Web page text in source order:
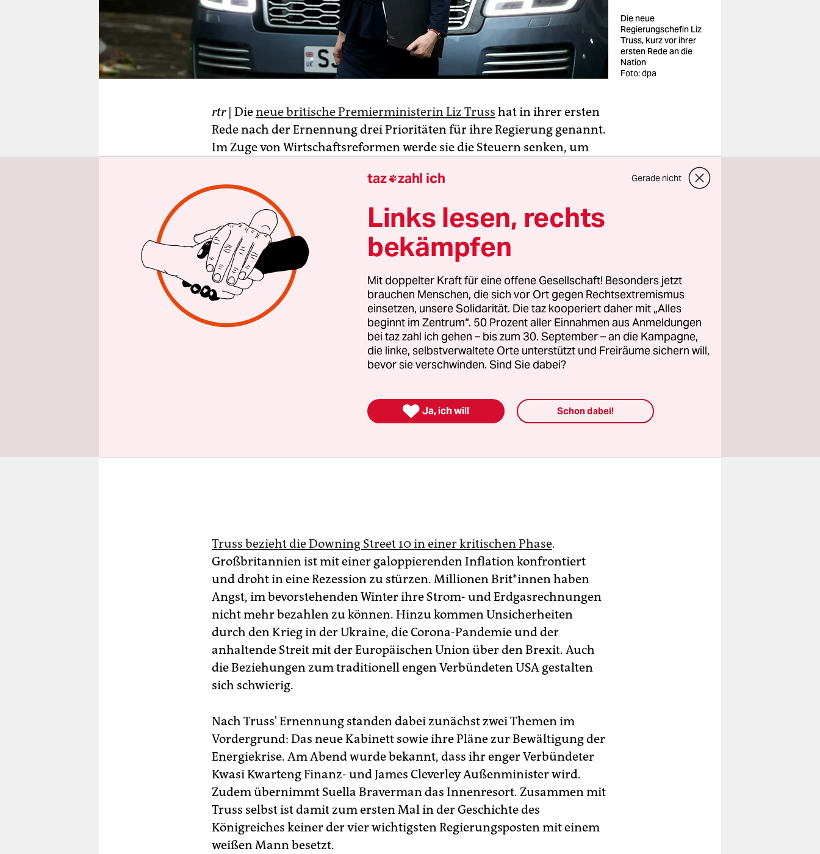
unterstützen
abo
genossenschaft
Die neue
Regierungschefin Liz
Truss, kurz vor ihrer
ersten Rede an die
Nation
Foto: dpa
rtr| Dieneue britische Premierministerin Liz Truss hat in ihrer ersten
Rede nach der Ernennung drei Prioritäten für ihre Regierung genannt.
Im Zuge von Wirtschaftsreformen werde sie die Steuern senken, um
vor ihrem Amtssitz in London. Weiter werde sie noch diese Woche
Maßnahmen gegen die Energiekrise einleiten.
Ihre Regierung werde dabei sicherstellen, dass die Menschen nicht mit
unbezahlbaren Rechnungen konfrontiert würden. Als dritten Punkt
nannte Truss Reformen beim Gesundheitssystem NHS. „Gemeinsam
können wir den Sturm überstehen“, erklärte sie.
Truss bezieht die Downing Street 10 in einer kritischen Phase.
Großbritannien ist mit einer galoppierenden Inflation konfrontiert
und droht in eine Rezession zu stürzen. Millionen Bri­t*in­nen haben
Angst, im bevorstehenden Winter ihre Strom- und Erdgasrechnungen
nicht mehr bezahlen zu können. Hinzu kommen Unsicherheiten
durch den Krieg in der Ukraine, die Corona-Pandemie und der
anhaltende Streit mit der Europäischen Union über den Brexit. Auch
die Beziehungen zum traditionell engen Verbündeten USA gestalten
sich schwierig.
Nach Truss' Ernennung standen dabei zunächst zwei Themen im
Vordergrund: Das neue Kabinett sowie ihre Pläne zur Bewältigung der
Energiekrise. Am Abend wurde bekannt, dass ihr enger Verbündeter
Kwasi Kwarteng Finanz- und James Cleverley Außenminister wird.
Zudem übernimmt Suella Braverman das Innenresort. Zusammen mit
Truss selbst ist damit zum ersten Mal in der Geschichte des
Königreiches keiner der vier wichtigsten Regierungsposten mit einem
weißen Mann besetzt.
taz zahl ich Gerade nicht
Links lesen, rechts
bekämpfen
Mit doppelter Kraft für eine offene Gesellschaft! Besonders jetzt
brauchen Menschen, die sich vor Ort gegen Rechtsextremismus
einsetzen, unsere Solidarität. Die taz kooperiert daher mit „Alles
beginnt im Zentrum“. 50 Prozent aller Einnahmen aus Anmeldungen
bei taz zahl ich gehen – bis zum 30. September – an die Kampagne,
die linke, selbstverwaltete Orte unterstützt und Freiräume sichern will,
bevor sie verschwinden. Sind Sie dabei?
 Ja, ich will Schon dabei!